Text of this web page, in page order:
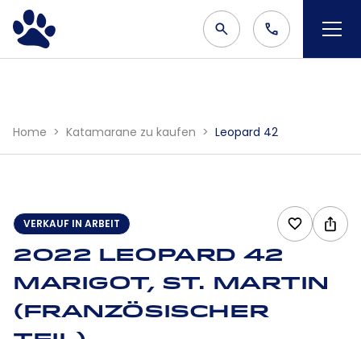
Home Katamarane zu kaufen Leopard 42
VERKAUF IN ARBEIT
2022 Leopard 42
Marigot, St. Martin
(französischer